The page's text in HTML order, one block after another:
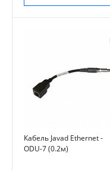
Кабель Javad Ethernet -
ODU-7 (0.2м)